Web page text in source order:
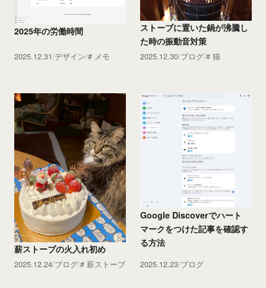
2025年の労働時間
2025.12.31 デザイン メモ
ストーブに置いた鍋が沸騰し
た時の振動音対策
2025.12.30 ブログ 猫
薪ストーブの火入れ初め
2025.12.24 ブログ 薪ストーブ
Google Discoverでハート
マークをつけた記事を確認す
る方法
2025.12.23 ブログ